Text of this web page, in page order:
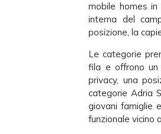
mobile homes
interna del
posizione, la
Le categorie
fila e offrono un
privacy, una
categorie Adria
giovani famiglie
funzionale vicino